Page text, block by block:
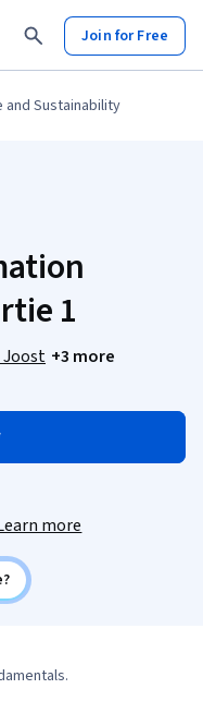
Join for Free
and Sustainability
1
Joost +3 more
more